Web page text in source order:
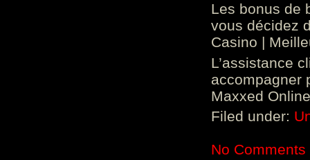
Les bonus de
vous décidez
Casino |
L’assistance
accompagner
Maxxed
Filed under:
No Comments